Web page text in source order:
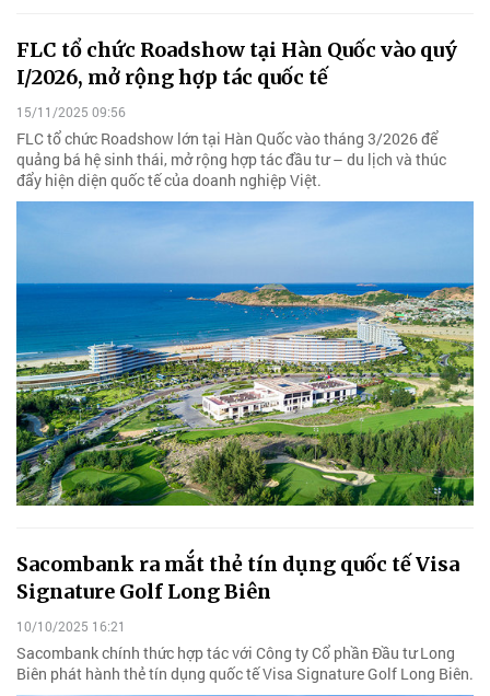
FLC tổ chức Roadshow tại Hàn Quốc vào quý
I/2026, mở rộng hợp tác quốc tế
15/11/2025 09:56
FLC tổ chức Roadshow lớn tại Hàn Quốc vào tháng 3/2026 để
quảng bá hệ sinh thái, mở rộng hợp tác đầu tư – du lịch và thúc
đẩy hiện diện quốc tế của doanh nghiệp Việt.
Sacombank ra mắt thẻ tín dụng quốc tế Visa
Signature Golf Long Biên
10/10/2025 16:21
Sacombank chính thức hợp tác với Công ty Cổ phần Đầu tư Long
Biên phát hành thẻ tín dụng quốc tế Visa Signature Golf Long Biên.